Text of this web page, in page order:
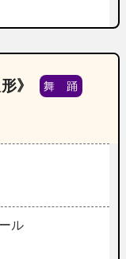
》 舞 踊
ル